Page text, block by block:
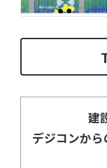
建
デジコンか